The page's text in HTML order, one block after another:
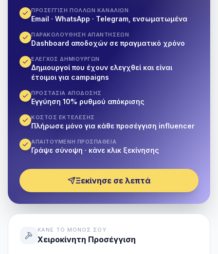
ΠΡΟΣΈΓΓΙΣΗ ΠΟΛΛΏΝ ΚΑΝΑΛΙΏΝ
Email · WhatsApp · Telegram, ενσωματωμένα
ΠΑΡΑΚΟΛΟΎΘΗΣΗ ΑΠΑΝΤΉΣΕΩΝ
Dashboard αποδοχών σε πραγματικό χρόνο
ΈΛΕΓΧΟΣ ΔΗΜΙΟΥΡΓΏΝ
Δημιουργοί που έχουν ελεγχθεί και είναι
έτοιμοι για campaigns
ΠΡΟΣΤΑΣΊΑ ΑΠΌΔΟΣΗΣ
Εγγύηση 10% ρυθμού απόκρισης
ΚΌΣΤΟΣ ΕΚΤΈΛΕΣΗΣ
Πλήρωσε μόνο για κάθε προσέγγιση influencer
ΑΠΑΙΤΟΎΜΕΝΗ ΠΡΟΣΠΆΘΕΙΑ
Γράψε σύνοψη · κάνε κλικ ξεκίνησης
Ξεκίνησε σε λεπτά
ΚΆΝΕ ΤΟ ΜΌΝΟΣ ΣΟΥ
Χειροκίνητη Προσέγγιση